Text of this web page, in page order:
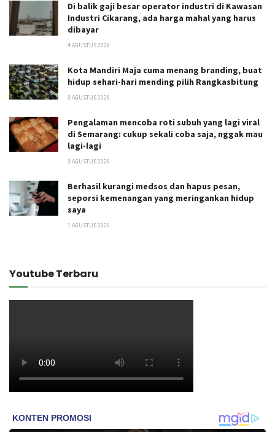
Di balik gaji besar operator industri di Kawasan
Industri Cikarang, ada harga mahal yang harus
dibayar
4 AGUSTUS 2026
Kota Mandiri Maja cuma menang branding, buat
hidup sehari-hari mending pilih Rangkasbitung
3 AGUSTUS 2026
Pengalaman mencoba roti subuh yang lagi viral
di Semarang: cukup sekali coba saja, nggak mau
lagi-lagi
3 AGUSTUS 2026
Berhasil kurangi medsos dan hapus pesan,
seporsi kemenangan yang meringankan hidup
saya
1 AGUSTUS 2026
Youtube Terbaru